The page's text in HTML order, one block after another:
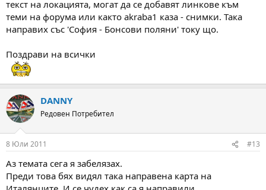
текст на локацията, могат да се добавят линкове към
теми на форума или както akraba1 каза - снимки. Така
направих със 'София - Бонсови поляни' току що.
Поздрави на всички
DANNY
Редовен Потребител
8 Юли 2011 #13
Аз темата сега я забелязах.
Преди това бях видял така направена карта на